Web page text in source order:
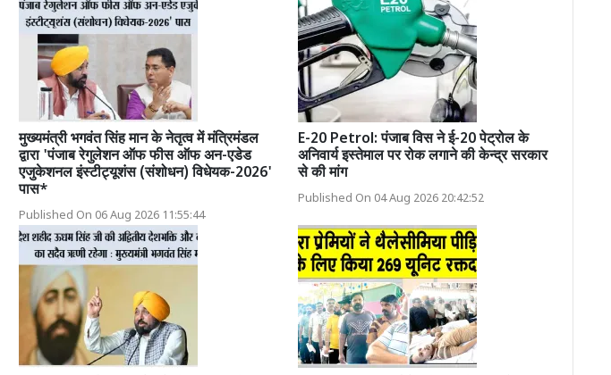
मुख्यमंत्री भगवंत सिंह मान के नेतृत्व में मंत्रिमंडल
द्वारा 'पंजाब रेगुलेशन ऑफ फीस ऑफ अन-एडेड
एजुकेशनल इंस्टीट्यूशंस (संशोधन) विधेयक-2026'
पास*
Published On 06 Aug 2026 11:55:44
E-20 Petrol: पंजाब विस ने ई-20 पेट्रोल के
अनिवार्य इस्तेमाल पर रोक लगाने की केन्द्र सरकार
से की मांग
Published On 04 Aug 2026 20:42:52